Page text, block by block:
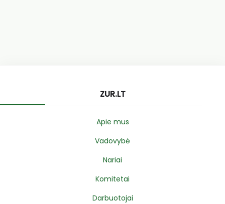
ZUR.LT
Apie mus
Vadovybė
Nariai
Komitetai
Darbuotojai